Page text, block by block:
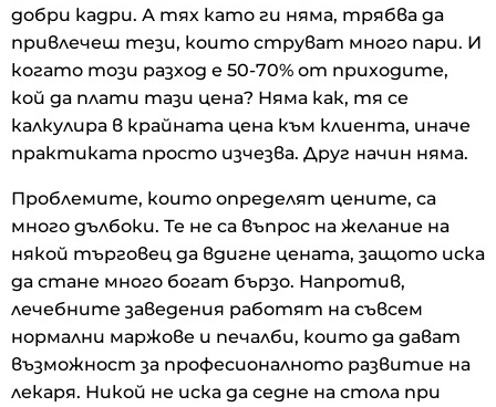
добри кадри. А тях като ги няма, трябва да
привлечеш тези, които струват много пари. И
когато този разход е 50-70% от приходите,
кой да плати тази цена? Няма как, тя се
калкулира в крайната цена към клиента, иначе
практиката просто изчезва. Друг начин няма.
Проблемите, които определят цените, са
много дълбоки. Те не са въпрос на желание на
някой търговец да вдигне цената, защото иска
да стане много богат бързо. Напротив,
лечебните заведения работят на съвсем
нормални маржове и печалби, които да дават
възможност за професионалното развитие на
лекаря. Никой не иска да седне на стола при